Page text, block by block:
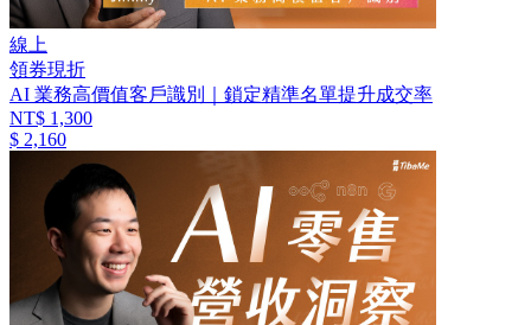
線上
領券現折
AI 業務高價值客戶識別｜鎖定精準名單提升成交率
NT$ 1,300
$ 2,160